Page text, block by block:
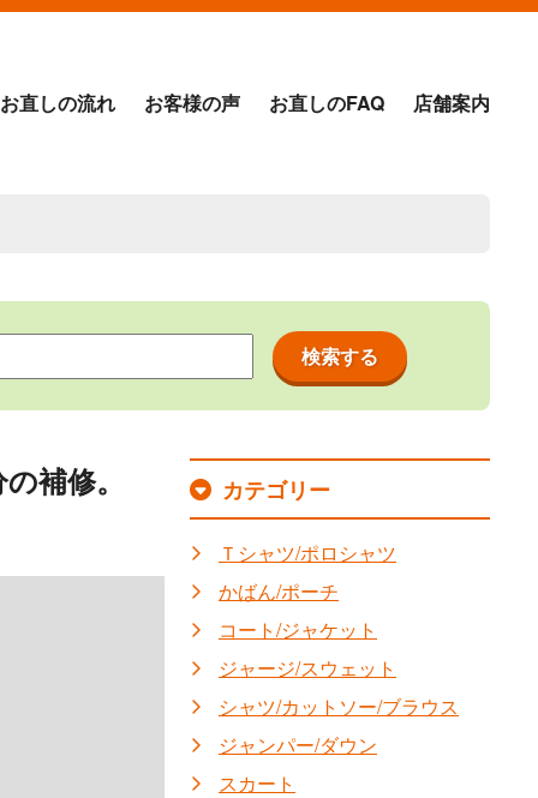
お直しの流れ お客様の声 お直しのFAQ 店舗案内
補修。 カテゴリー
Ｔシャツ/ポロシャツ
かばん/ポーチ
コート/ジャケット
ジャージ/スウェット
シャツ/カットソー/ブラウス
ジャンパー/ダウン
スカート